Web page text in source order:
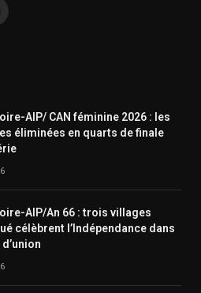
AIP/ CAN féminine 2026 : les
éliminées en quarts de finale
AIP/An 66 : trois villages
célèbrent l’Indépendance dans